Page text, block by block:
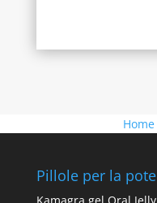
Home
Pillole per la